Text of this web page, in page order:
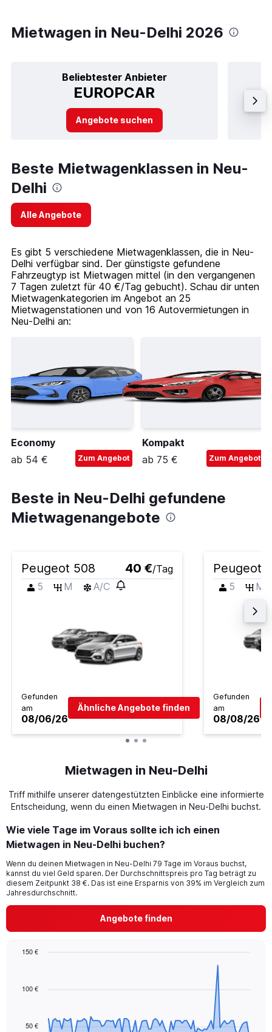
Mietwagen in Neu-Delhi 2026
Beliebtester Anbieter
EUROPCAR
Angebote suchen
Beste Mietwagenklassen in Neu-
Delhi
Alle Angebote
Es gibt 5 verschiedene Mietwagenklassen, die in Neu-
Delhi verfügbar sind. Der günstigste gefundene
Fahrzeugtyp ist Mietwagen mittel (in den vergangenen
7 Tagen zuletzt für 40 €/Tag gebucht). Schau dir unten
Mietwagenkategorien im Angebot an 25
Mietwagenstationen und von 16 Autovermietungen in
Neu-Delhi an:
Economy
ab 54 €
Zum Angebot
Kompakt
ab 75 €
Zum Angebot
Beste in Neu-Delhi gefundene
Mietwagenangebote
Peugeot 508 40 €/Tag
5
M A/C
Gefunden
am
08/06/26
Ähnliche Angebote finden
Peugeot
5 M
Gefunden
am
08/08/26
Mietwagen in Neu-Delhi
Triff mithilfe unserer datengestützten Einblicke eine informierte
Entscheidung, wenn du einen Mietwagen in Neu-Delhi buchst.
Wie viele Tage im Voraus sollte ich ich einen
Mietwagen in Neu-Delhi buchen?
Wenn du deinen Mietwagen in Neu-Delhi 79 Tage im Voraus buchst,
kannst du viel Geld sparen. Der Durchschnittspreis pro Tag beträgt zu
diesem Zeitpunkt 38 €. Das ist eine Ersparnis von 39% im Vergleich zum
Jahresdurchschnitt.
Angebote finden
data
The
50 €
100 €
150 €